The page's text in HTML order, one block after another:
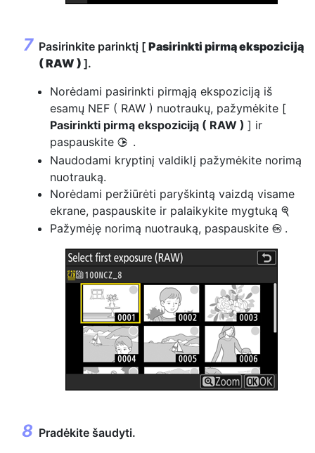
Pasirinkite parinktį [ Pasirinkti pirmą ekspoziciją
( RAW ) ].
Norėdami pasirinkti pirmąją ekspoziciją iš
esamų NEF ( RAW ) nuotraukų, pažymėkite [
Pasirinkti pirmą ekspoziciją ( RAW ) ] ir
paspauskite 2 .
Naudodami kryptinį valdiklį pažymėkite norimą
nuotrauką.
Norėdami peržiūrėti paryškintą vaizdą visame
ekrane, paspauskite ir palaikykite mygtuką X
Pažymėję norimą nuotrauką, paspauskite J .
Pradėkite šaudyti.